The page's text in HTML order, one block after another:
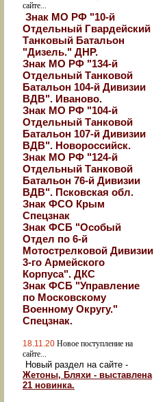
сайте...
Знак МО РФ "10-й
Отдельный Гвардейский
Танковый Батальон
"Дизель." ДНР.
Знак МО РФ "134-й
Отдельный Танковой
Батальон 104-й Дивизии
ВДВ". Иваново.
Знак МО РФ "104-й
Отдельный Танковой
Батальон 107-й Дивизии
ВДВ". Новороссийск.
Знак МО РФ "124-й
Отдельный Танковой
Батальон 76-й Дивизии
ВДВ". Псковская обл.
Знак ФСО Крым
Спецзнак
Знак ФСБ "Особый
Отдел по 6-й
Мотострелковой Дивизии
3-го Армейского
Корпуса". ДКС
Знак ФСБ "Управление
по Московскому
Военному Округу."
Спецзнак.
18.11.20 Новое поступление на
сайте...
Новый раздел на сайте -
Жетоны, Бляхи - выставлена
21 новинка.